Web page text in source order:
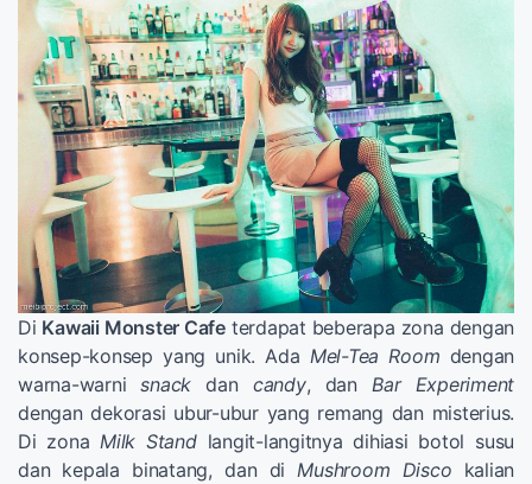
Di Kawaii Monster Cafeterdapat beberapa zona dengan
konsep-konsep yang unik. Ada Mel-Tea Room dengan
warna-warnisnack dan candy, dan Bar Experiment
dengan dekorasi ubur-ubur yang remang dan misterius.
Di zona Milk Standlangit-langitnya dihiasi botol susu
dan kepala binatang, dan di Mushroom Disco kalian